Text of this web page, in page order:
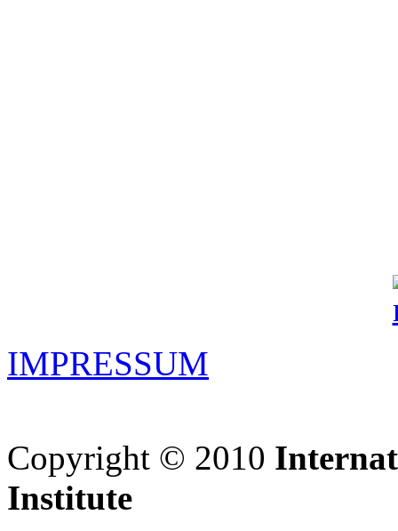
IMPRESSUM
Copyright © 2010
Institute